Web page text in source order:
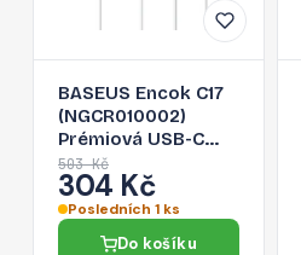
BASEUS Encok C17
(NGCR010002)
Prémiová USB-C
sluchátka s
mikrofonem, délka
1,1m, bílá
503 Kč
304 Kč
Posledních 1 ks
Do košíku